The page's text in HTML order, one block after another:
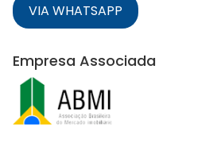
VIA WHATSAPP
Empresa Associada